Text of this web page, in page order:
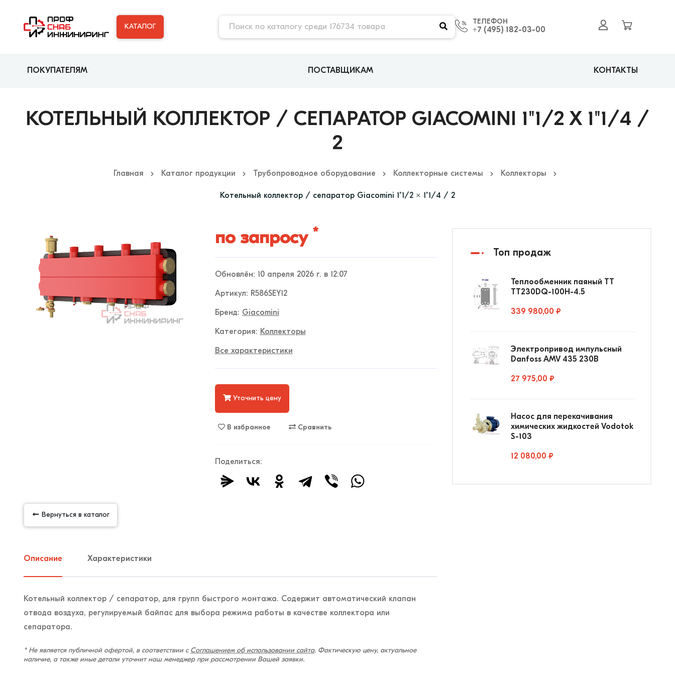
КАТАЛОГ
ТЕЛЕФОН
+7 (495) 182-03-00
ПОКУПАТЕЛЯМ ПОСТАВЩИКАМ КОНТАКТЫ
Главная Каталог продукции Трубопроводное оборудование Коллекторные системы Коллекторы
Котельный коллектор / сепаратор Giacomini 1"1/2 x 1"1/4 / 2
КОТЕЛЬНЫЙ КОЛЛЕКТОР / СЕПАРАТОР GIACOMINI 1"1/2 X 1"1/4 /
2
по запросу *
Обновлён: 10 апреля 2026 г. в 12:07
Артикул: R586SEY12
Бренд: Giacomini
Категория: Коллекторы
Все характеристики
Уточнить цену
В избранное Сравнить
Поделиться:
Вернуться в каталог
Описание Характеристики
Котельный коллектор / сепаратор, для групп быстрого монтажа. Содержит автоматический клапан
отвода воздуха, регулируемый байпас для выбора режима работы в качестве коллектора или
сепаратора.
* Не является публичной офертой, в соответствии с Соглашением об использовании сайта. Фактическую цену, актуальное
наличие, а также иные детали уточнит наш менеджер при рассмотрении Вашей заявки.
Топ продаж
Теплообменник паяный ТТ
ТТ230DQ-100Н-4.5
339 980,00 ₽
Электропривод импульсный
Danfoss AMV 435 230В
27 975,00 ₽
Насос для перекачивания
химических жидкостей Vodotok
S-103
12 080,00 ₽